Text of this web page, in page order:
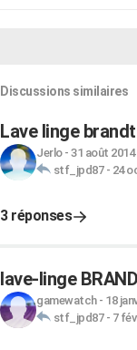
Discussions similaires
Lave linge
Jerlo- 31 août 2014
stf_jpd87- 24
3 réponses
lave-linge
gamewatch- 18
stf_jpd87- 7